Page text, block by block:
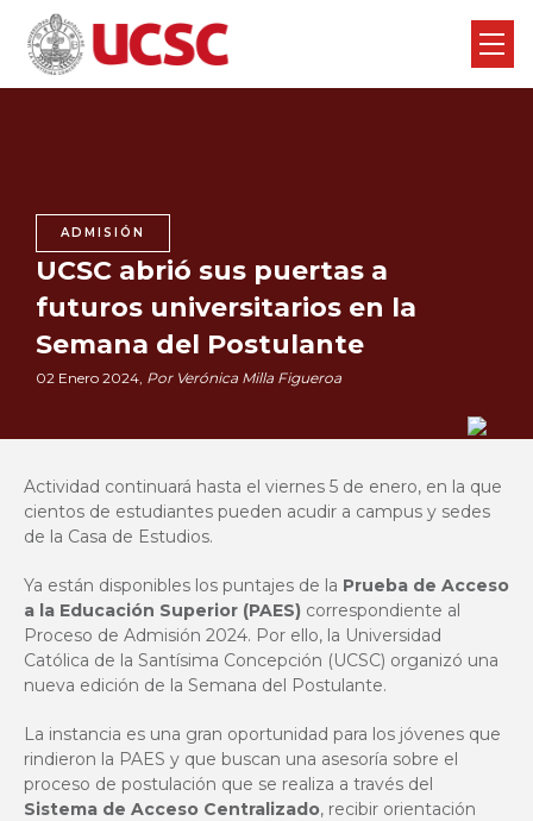
ADMISIÓN
UCSC abrió sus puertas a
futuros universitarios en la
Semana del Postulante
02 Enero 2024, Por Verónica Milla Figueroa
Actividad continuará hasta el viernes 5 de enero, en la que
cientos de estudiantes pueden acudir a campus y sedes
de la Casa de Estudios.
Ya están disponibles los puntajes de la Prueba de Acceso
a la Educación Superior (PAES) correspondiente al
Proceso de Admisión 2024. Por ello, la Universidad
Católica de la Santísima Concepción (UCSC) organizó una
nueva edición de la Semana del Postulante.
La instancia es una gran oportunidad para los jóvenes que
rindieron la PAES y que buscan una asesoría sobre el
proceso de postulación que se realiza a través del
Sistema de Acceso Centralizado, recibir orientación